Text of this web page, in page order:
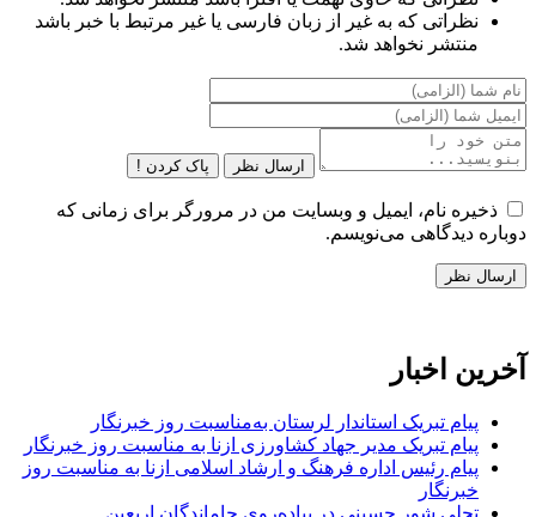
نظراتی که به غیر از زبان فارسی یا غیر مرتبط با خبر باشد
منتشر نخواهد شد.
ارسال نظر پاک کردن !
ذخیره نام، ایمیل و وبسایت من در مرورگر برای زمانی که
دوباره دیدگاهی می‌نویسم.
آخرین اخبار
پیام تبریک استاندار لرستان به‌مناسبت روز خبرنگار
پیام تبریک مدیر جهاد کشاورزی ازنا به مناسبت روز خبرنگار
پیام رئیس اداره فرهنگ و ارشاد اسلامی ازنا به مناسبت روز
خبرنگار
تجلی شور حسینی در پیاده‌روی جاماندگان اربعین